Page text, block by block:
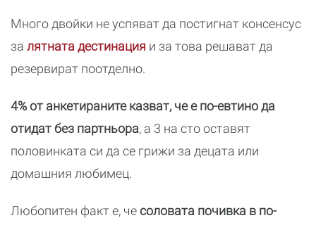
Много двойки не успяват да постигнат консенсус
за лятната дестинация и за това решават да
резервират поотделно.
4% от анкетираните казват, че е по-евтино да
отидат без партньора, а 3 на сто оставят
половинката си да се грижи за децата или
домашния любимец.
Любопитен факт е, чесоловата почивка в по-